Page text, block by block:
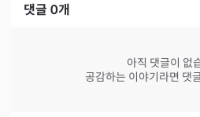
댓글 0개
아직 댓글이 없
공감하는 이야기라면 댓